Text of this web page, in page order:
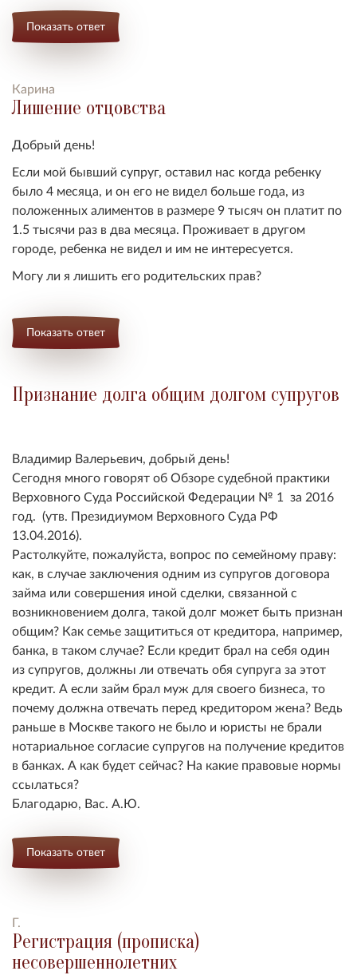
Показать ответ
Карина
Лишение отцовства
Добрый день!
Если мой бывший супруг, оставил нас когда ребенку
было 4 месяца, и он его не видел больше года, из
положенных алиментов в размере 9 тысяч он платит по
1.5 тысячи раз в два месяца. Проживает в другом
городе, ребенка не видел и им не интересуется.
Могу ли я лишить его родительских прав?
Показать ответ
Признание долга общим долгом супругов
Владимир Валерьевич, добрый день!
Сегодня много говорят об Обзоре судебной практики
Верховного Суда Российской Федерации № 1 за 2016
год. (утв. Президиумом Верховного Суда РФ
13.04.2016).
Растолкуйте, пожалуйста, вопрос по семейному праву:
как, в случае заключения одним из супругов договора
займа или совершения иной сделки, связанной с
возникновением долга, такой долг может быть признан
общим? Как семье защититься от кредитора, например,
банка, в таком случае? Если кредит брал на себя один
из супругов, должны ли отвечать обя супруга за этот
кредит. А если займ брал муж для своего бизнеса, то
почему должна отвечать перед кредитором жена? Ведь
раньше в Москве такого не было и юристы не брали
нотариальное согласие супругов на получение кредитов
в банках. А как будет сейчас? На какие правовые нормы
ссылаться?
Благодарю, Вас. А.Ю.
Показать ответ
Г.
Регистрация (прописка)
несовершеннолетних